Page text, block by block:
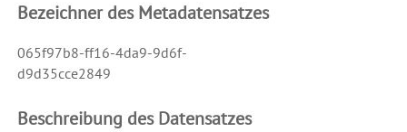
Bezeichner des Metadatensatzes
065f97b8-ff16-4da9-9d6f-
d9d35cce2849
Beschreibung des Datensatzes